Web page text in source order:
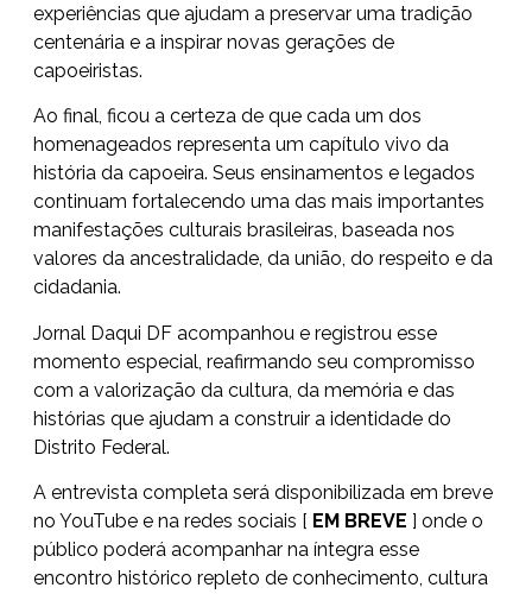
experiências que ajudam a preservar uma tradição
centenária e a inspirar novas gerações de
capoeiristas.
Ao final, ficou a certeza de que cada um dos
homenageados representa um capítulo vivo da
história da capoeira. Seus ensinamentos e legados
continuam fortalecendo uma das mais importantes
manifestações culturais brasileiras, baseada nos
valores da ancestralidade, da união, do respeito e da
cidadania.
Jornal Daqui DF acompanhou e registrou esse
momento especial, reafirmando seu compromisso
com a valorização da cultura, da memória e das
histórias que ajudam a construir a identidade do
Distrito Federal.
A entrevista completa será disponibilizada em breve
no YouTube e na redes sociais [ EM BREVE ] onde o
público poderá acompanhar na íntegra esse
encontro histórico repleto de conhecimento, cultura